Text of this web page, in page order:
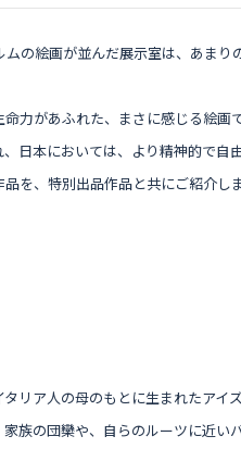
の絵画が並んだ展示室は、あま
力があふれた、まさに感じる絵画で
本においては、より精神的で自
を、特別出品作品と共にご紹介しま
リア人の母のもとに生まれたアイズ
族の団欒や、自らのルーツに近